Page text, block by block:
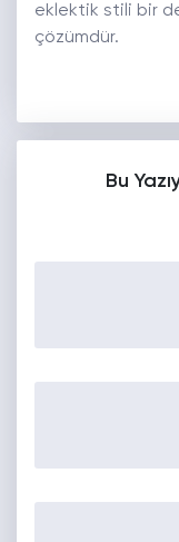
eklektik stili bir
çözümdür.
Bu